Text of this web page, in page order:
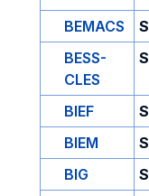
BEMACS
S
BESS-
CLES
S
BIEF S
BIEM
S
BIG
S